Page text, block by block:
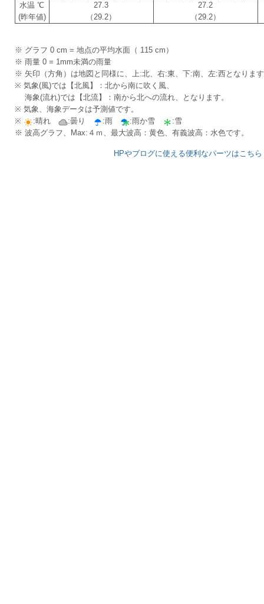
水温 ℃
(昨年値)
27.3
（29.2）
27.2
（29.2）
※ グラフ 0 cm = 地点の平均水面（ 115 cm）
※ 雨量 0 = 1mm未満の雨量
※ 矢印（方角）は地図と同様に、上:北、右:東、下:南、左:西となりま
※ 気象(風)では【北風】：北から南に吹く風、
海象(流れ)では【北流】：南から北への流れ、となります。
※ 気象、海象データは予測値です。
※
:晴れ :曇り :雨 :雨か雪
:雪
※ 波高グラフ、Max:４ｍ、最大波高：黄色、有義波高：水色です。
HPやブログに使える便利なパーツはこちら